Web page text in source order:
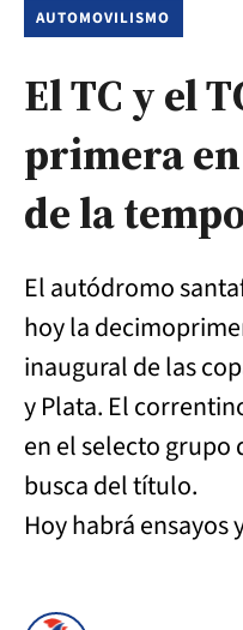
AUTOMOVILISMO
El TC y el
primera
de la
El autódromo
hoy la
inaugural de las
y Plata. El
en el selecto grupo
busca del título.
Hoy habrá ensayos